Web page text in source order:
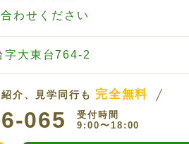
わせください
字大東台764-2
介、見学同行も 完全無料
065
受付時間
9:00〜18:00